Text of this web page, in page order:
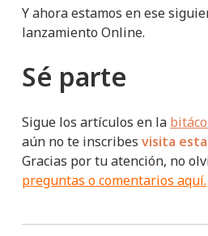
Y ahora estamos en ese
lanzamiento Online.
Sé parte
Sigue los artículos en la
aún no te inscribes visita
Gracias por tu atención, no
preguntas o comentarios aquí.